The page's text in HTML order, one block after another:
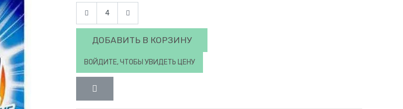
ДОБАВИТЬ В КОРЗИНУ
ВОЙДИТЕ, ЧТОБЫ УВИДЕТЬ ЦЕНУ